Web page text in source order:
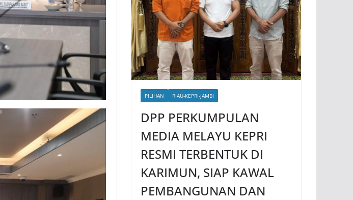
PILIHAN RIAU-KEPRI-JAMBI
DPP PERKUMPULAN
MEDIA MELAYU KEPRI
RESMI TERBENTUK DI
KARIMUN, SIAP KAWAL
PEMBANGUNAN DAN